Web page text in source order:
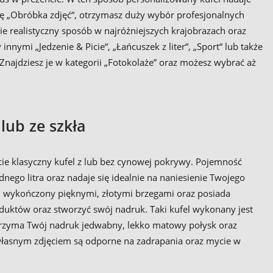
„Obróbka zdjęć“, otrzymasz duży wybór profesjonalnych
realistyczny sposób w najróżniejszych krajobrazach oraz
„Jedzenie & Picie“, „Łańcuszek z liter“, „Sport“ lub także
je w kategorii „Fotokolaże” oraz możesz wybrać aż
ze szkła
klasyczny kufel z lub bez cynowej pokrywy. Pojemność
litra oraz nadaje się idealnie na naniesienie Twojego
pięknymi, złotymi brzegami oraz posiada
oraz stworzyć swój nadruk. Taki kufel wykonany jest
Twój nadruk jedwabny, lekko matowy połysk oraz
zdjęciem są odporne na zadrapania oraz mycie w